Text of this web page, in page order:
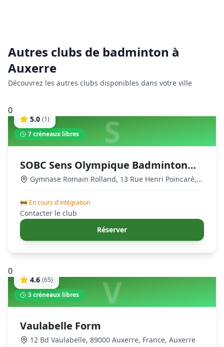
Autres clubs de badminton à
Auxerre
Découvrez les autres clubs disponibles dans votre ville
0
S
5.0 (1)
7créneaux libres
SOBC Sens Olympique Badminton
Club
Gymnase Romain Rolland, 13 Rue Henri Poincaré,
🚧 En cours d'intégration
Contacter le club
Réserver
0
V
4.6 (65)
3créneaux libres
Vaulabelle Form
12 Bd Vaulabelle, 89000 Auxerre, France, Auxerre